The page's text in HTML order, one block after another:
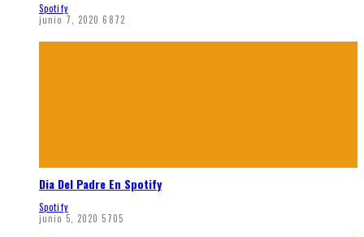
Spotify
junio 7, 2020 6872
Dia Del Padre En Spotify
Spotify
junio 5, 2020 5705